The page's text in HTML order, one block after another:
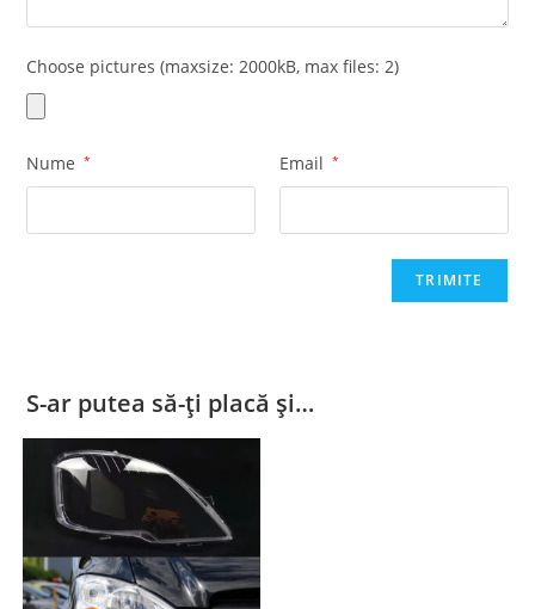
Choose pictures (maxsize: 2000kB, max files: 2)
Nume * Email *
S-ar putea să-ți placă și…